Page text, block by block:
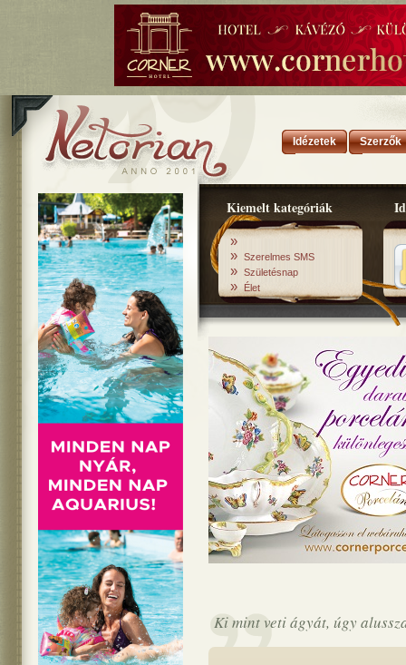
Idézetek Szerzők
Kiemelt kategóriák
»
» Szerelmes SMS
» Születésnap
» Élet
Ki mint veti ágyát, úgy